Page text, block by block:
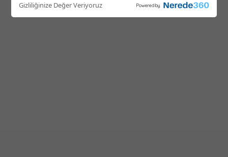
Gizliliğinize Değer Veriyoruz Powered by